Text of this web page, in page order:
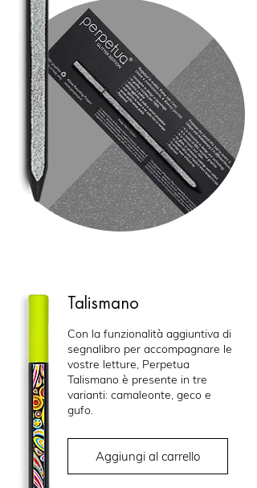
Talismano
Con la funzionalità aggiuntiva di
segnalibro per accompagnare le
vostre letture, Perpetua
Talismano è presente in tre
varianti: camaleonte, geco e
gufo.
Aggiungi al carrello